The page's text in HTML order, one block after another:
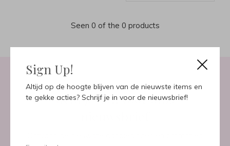
Sign Up!
Altijd op de hoogte blijven van de nieuwste items en
te gekke acties? Schrijf je in voor de nieuwsbrief!
Seen 0 of the 0 products
Meld je aan voor onze